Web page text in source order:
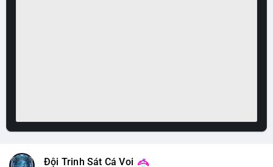
Đội Trinh Sát Cá Voi